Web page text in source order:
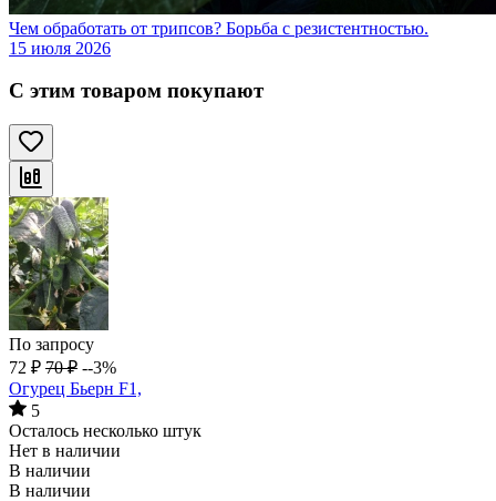
Чем обработать от трипсов? Борьба с резистентностью.
15 июля 2026
С этим товаром покупают
По запросу
72 ₽ 70 ₽ --3%
Огурец Бьерн F1,
5
Осталось несколько штук
Нет в наличии
В наличии
В наличии